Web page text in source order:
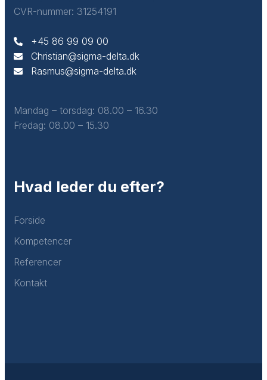
CVR-nummer: 31254191
+45 86 99 09 00​
Christian@sigma-delta.dk
Rasmus@sigma-delta.dk
Mandag – torsdag: ​08.00 – 16.30
Fredag: ​08.00 – 15.30
Hvad leder du efter?
Forside
Kompetencer
Referencer
Kontakt